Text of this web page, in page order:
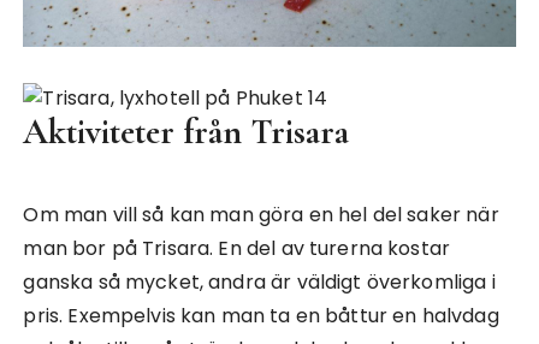
Aktiviteter från Trisara
Om man vill så kan man göra en hel del saker när
man bor på Trisara. En del av turerna kostar
ganska så mycket, andra är väldigt överkomliga i
pris. Exempelvis kan man ta en båttur en halvdag